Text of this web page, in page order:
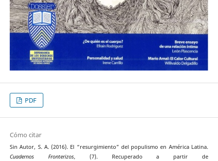
PDF
Cómo citar
Sin Autor, S. A. (2016). El “resurgimiento” del populismo en América Latina.
Cuadernos Fronterizos, (7). Recuperado a partir de